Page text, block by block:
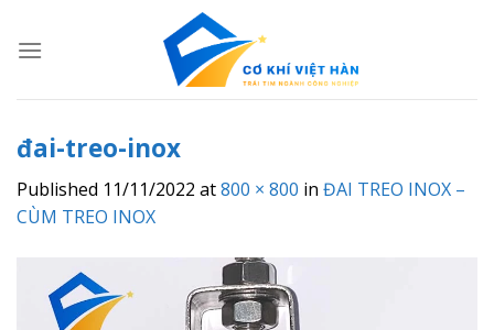
đai-treo-inox
Published 11/11/2022 at800 × 800 in ĐAI TREO INOX –
CÙM TREO INOX